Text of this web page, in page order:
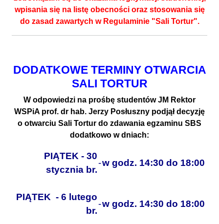
wpisania się na listę obecności oraz stosowania się
do zasad zawartych w Regulaminie "Sali Tortur".
DODATKOWE TERMINY OTWARCIA
SALI TORTUR
W odpowiedzi na prośbę studentów JM Rektor
WSPiA prof. dr hab. Jerzy Posłuszny podjął decyzję
o otwarciu Sali Tortur do zdawania egzaminu SBS
dodatkowo w dniach:
PIĄTEK - 30
stycznia br.
-w godz. 14:30 do 18:00
PIĄTEK - 6 lutego
br.
-w godz. 14:30 do 18:00